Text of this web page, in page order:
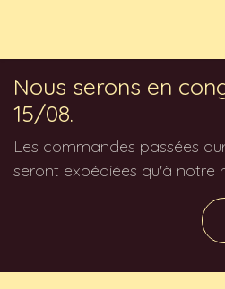
Nous serons en
15/08.
Les commandes passées
seront expédiées qu'à notre